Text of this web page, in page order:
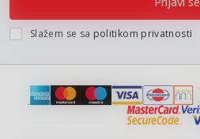
Slažem se sa politikom privatnosti